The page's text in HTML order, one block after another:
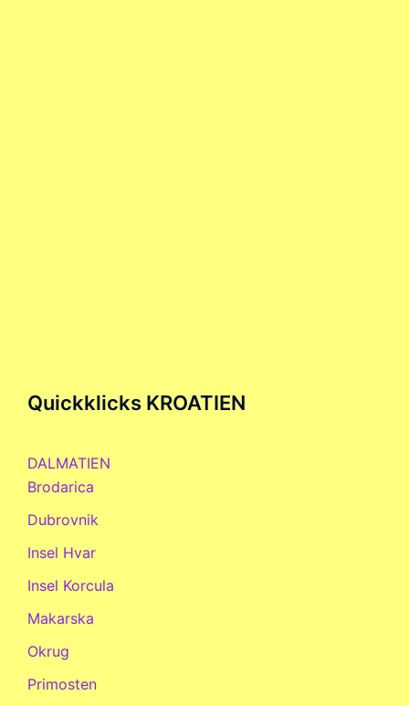
Quickklicks KROATIEN
DALMATIEN
Brodarica
Dubrovnik
Insel Hvar
Insel Korcula
Makarska
Okrug
Primosten